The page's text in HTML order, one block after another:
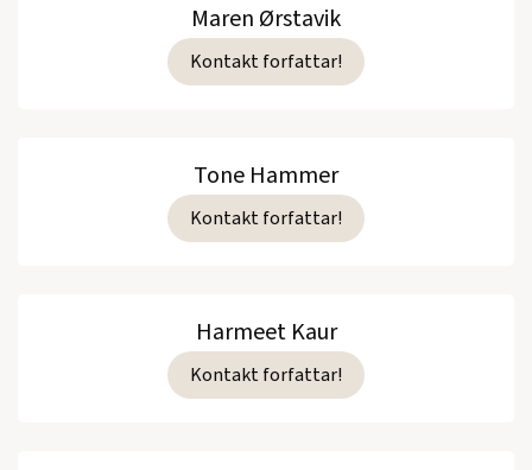
Maren Ørstavik
Kontakt forfattar!
Tone Hammer
Kontakt forfattar!
Harmeet Kaur
Kontakt forfattar!